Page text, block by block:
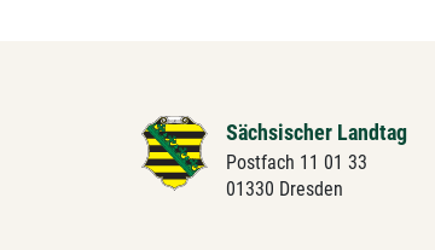
Sächsischer Landtag
Postfach 11 01 33
01330 Dresden